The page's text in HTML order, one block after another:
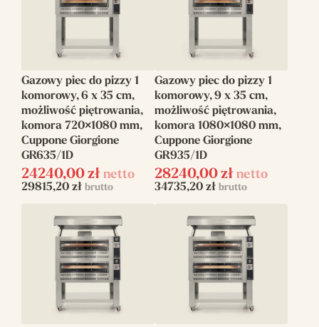
Gazowy piec do pizzy 1
komorowy, 6 x 35 cm,
możliwość piętrowania,
komora 720×1080 mm,
Cuppone Giorgione
GR635/1D
24240,00 zł netto
29815,20 zł brutto
Gazowy piec do pizzy 1
komorowy, 9 x 35 cm,
możliwość piętrowania,
komora 1080×1080 mm,
Cuppone Giorgione
GR935/1D
28240,00 zł netto
34735,20 zł brutto